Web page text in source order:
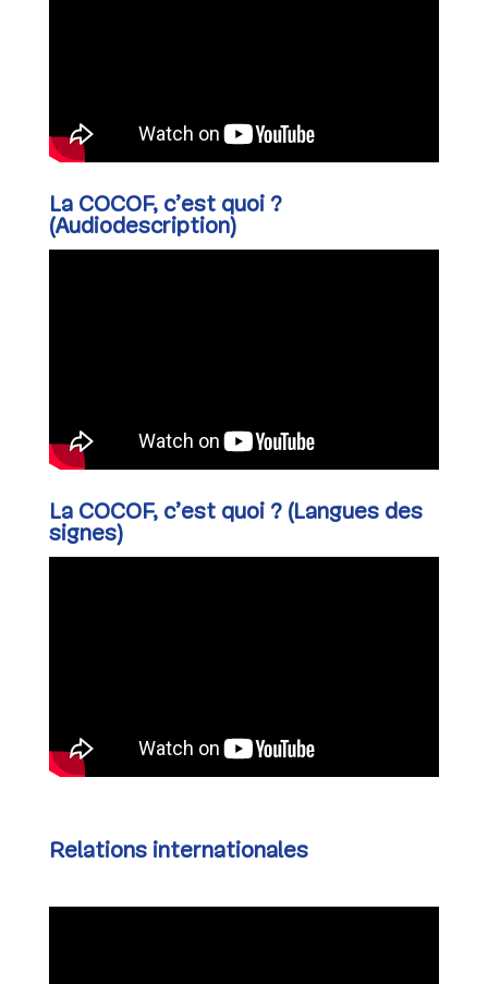
La COCOF, c’est quoi ?
(Audiodescription)
La COCOF, c’est quoi ? (Langues des
signes)
Relations internationales